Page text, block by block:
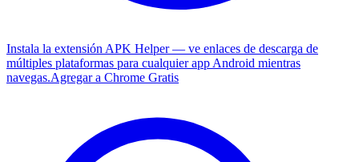
Instala la extensión APK Helper — ve enlaces de descarga de
múltiples plataformas para cualquier app Android mientras
navegas.Agregar a Chrome Gratis